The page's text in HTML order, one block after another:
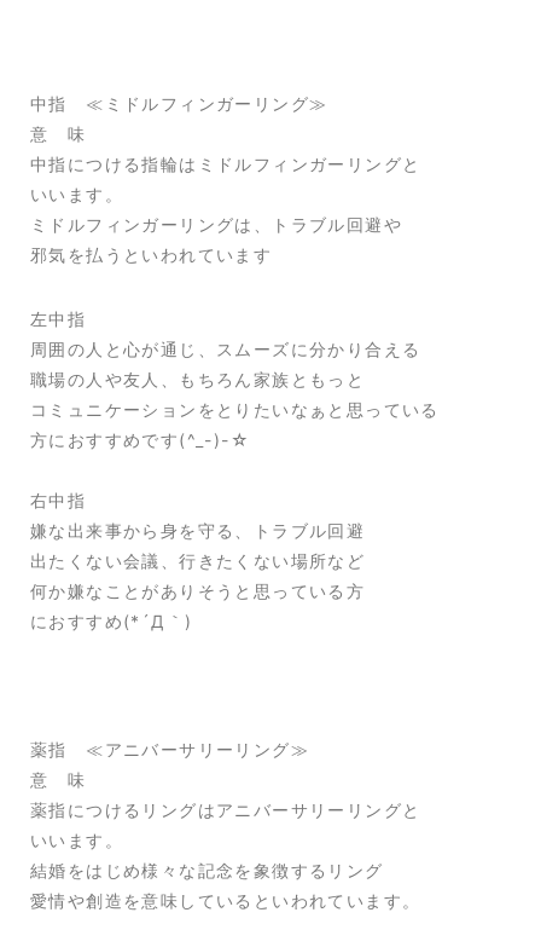
中指 ≪ミドルフィンガーリング≫
意 味
中指につける指輪はミドルフィンガーリングと
いいます。
ミドルフィンガーリングは、トラブル回避や
邪気を払うといわれています
左中指
周囲の人と心が通じ、スムーズに分かり合える
職場の人や友人、もちろん家族ともっと
コミュニケーションをとりたいなぁと思っている
方におすすめです(^_-)-☆
右中指
嫌な出来事から身を守る、トラブル回避
出たくない会議、行きたくない場所など
何か嫌なことがありそうと思っている方
におすすめ(*´Д｀)
薬指 ≪アニバーサリーリング≫
意 味
薬指につけるリングはアニバーサリーリングと
いいます。
結婚をはじめ様々な記念を象徴するリング
愛情や創造を意味しているといわれています。